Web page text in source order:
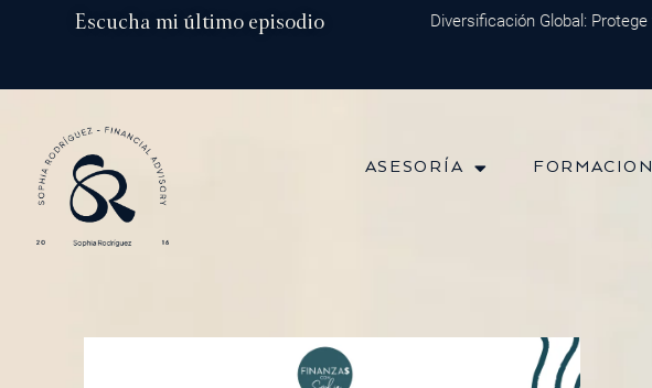
Escucha mi último episodioEpisodio 202: Diversificación Global: Protege tu
ASESORÍA